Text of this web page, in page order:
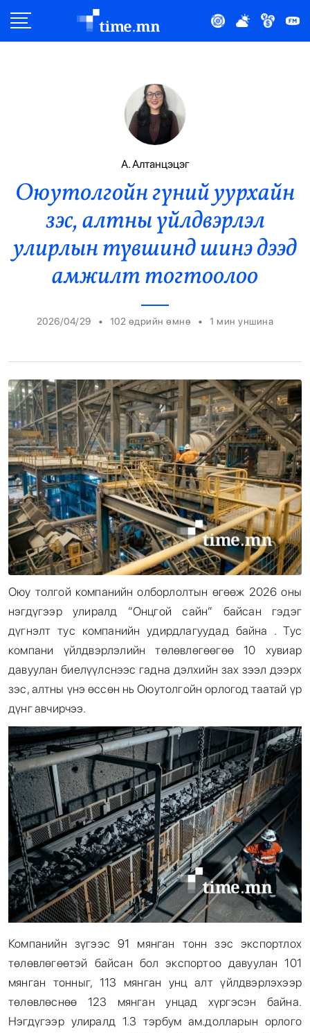
Эдийн Засаг
Нийтлэлчийн Булан
Эрүүл Мэнд
Орон Нутаг
Эрэн Сурвалжилга
А. Алтанцэцэг
Оюутолгойн гүний уурхайн
зэс, алтны үйлдвэрлэл
улирлын түвшинд шинэ дээд
амжилт тогтоолоо
2026/04/29 • 102 өдрийн өмнө • 1 мин уншина
Оюу толгой компанийн олборлолтын өгөөж 2026 оны
нэгдүгээр улиралд “Онцгой сайн” байсан гэдэг
дүгнэлт тус компанийн удирдлагуудад байна . Тус
компани үйлдвэрлэлийн төлөвлөгөөгөө 10 хувиар
давуулан биелүүлснээс гадна дэлхийн зах зээл дээрх
зэс, алтны үнэ өссөн нь Оюутолгойн орлогод таатай үр
дүнг авчирчээ.
Компанийн зүгээс 91 мянган тонн зэс экспортлох
төлөвлөгөөтэй байсан бол экспортоо давуулан 101
мянган тонныг, 113 мянган унц алт үйлдвэрлэхээр
төлөвлөснөө 123 мянган унцад хүргэсэн байна.
Нэгдүгээр улиралд 1.3 тэрбум ам.долларын орлого